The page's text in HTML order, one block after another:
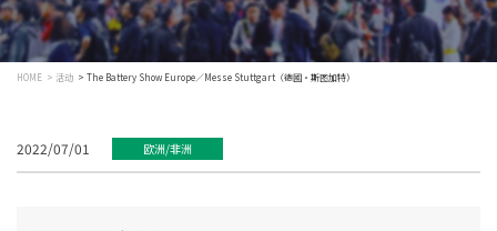
HOME 活动 The Battery Show Europe／Messe Stuttgart（德國・斯图加特）
2022/07/01 欧洲/非洲